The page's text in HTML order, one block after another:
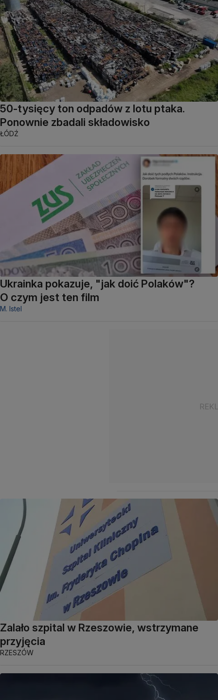
50-tysięcy ton odpadów z lotu ptaka.
Ponownie zbadali składowisko
ŁÓDŹ
Ukrainka pokazuje, "jak doić Polaków"?
O czym jest ten film
M. Istel
Zalało szpital w Rzeszowie, wstrzymane
przyjęcia
RZESZÓW